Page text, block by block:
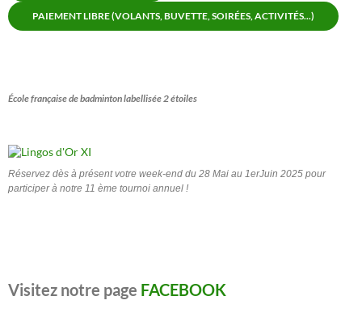
PAIEMENT LIBRE (VOLANTS, BUVETTE, SOIRÉES, ACTIVITÉS...)
École française de badminton labellisée 2 étoiles
Réservez dès à présent votre week-end du 28 Mai au 1erJuin 2025 pour
participer à notre 11 ème tournoi annuel !
Visitez notre page FACEBOOK